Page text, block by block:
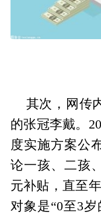
其次，网传
的张冠李戴。
度实施方案公
论一孩、二孩
元补贴，直至
对象是“0至3